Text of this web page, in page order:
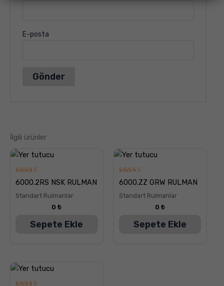
E-posta
İlgili ürünler
5
üzerinden
oy aldı
6000.2RS NSK RULMAN
Standart Rulmanlar
0₺
Sepete Ekle
5
üzerinden
oy aldı
6000.ZZ GRW RULMAN
Standart Rulmanlar
0 ₺
Sepete Ekle